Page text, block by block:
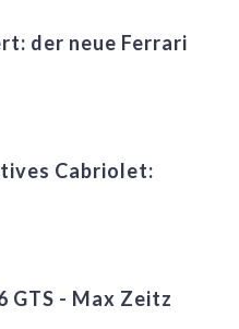
der neue Ferrari
Cabriolet:
GTS - Max Zeitz